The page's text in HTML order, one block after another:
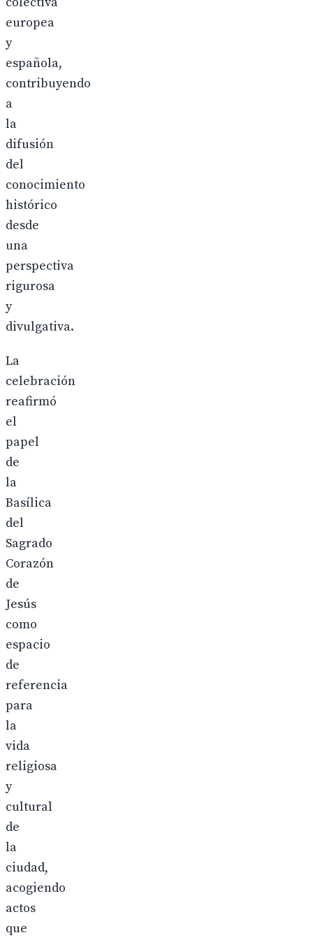
europea
y
española,
contribuyendo
a
la
difusión
del
conocimiento
histórico
desde
una
perspectiva
rigurosa
y
divulgativa.
La
celebración
reafirmó
el
papel
de
la
Basílica
del
Sagrado
Corazón
de
Jesús
como
espacio
de
referencia
para
la
vida
religiosa
y
cultural
de
la
ciudad,
acogiendo
actos
que